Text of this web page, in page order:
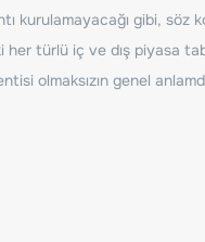
kurulamayacağı gibi,
her türlü iç ve dış piyasa
olmaksızın genel